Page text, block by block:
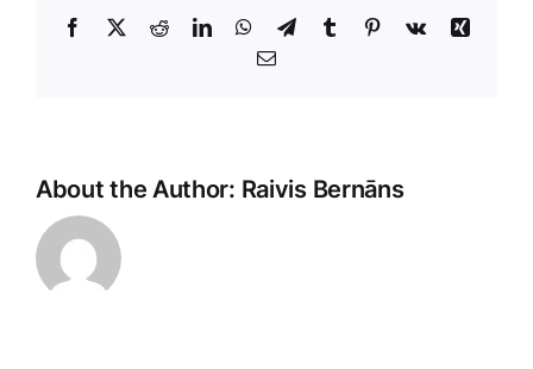
Facebook
X RedditLinkedInWhatsApp
TelegramTumblr Pinterest
Vk
Xing
E-
About the Author: Raivis Bernāns